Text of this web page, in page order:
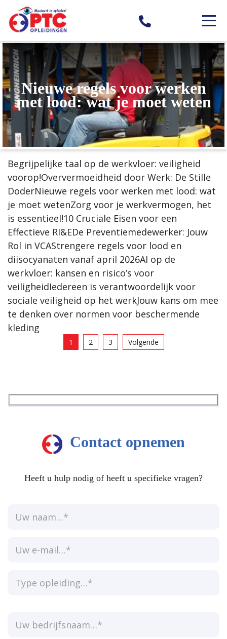
Nieuwe regels voor werken
met lood: wat je moet weten
Begrijpelijke taal op de werkvloer: veiligheid
voorop!Oververmoeidheid door Werk: De Stille
DoderNieuwe regels voor werken met lood: wat
je moet wetenZorg voor je werkvermogen, het
is essentieel!10 Cruciale Eisen voor een
Effectieve RI&EDe Preventiemedewerker: Jouw
Rol in VCAStrengere regels voor lood en
diisocyanaten vanaf april 2026AI op de
werkvloer: kansen en risico’s voor
veiligheidIedereen is verantwoordelijk voor
sociale veiligheid op het werkJouw kans om mee
te denken over normen voor beschermende
kleding
1 2 3 Volgende
Contact opnemen
Heeft u hulp nodig of heeft u specifieke vragen?